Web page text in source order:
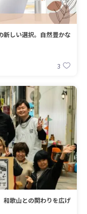
新しい選択。自然豊かな
3
和歌山との関わりを広げ